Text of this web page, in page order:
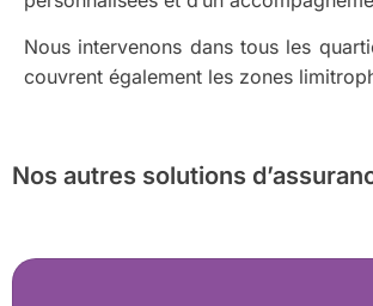
Nous intervenons dans tous les
couvrent également les zones
Nos autres solutions